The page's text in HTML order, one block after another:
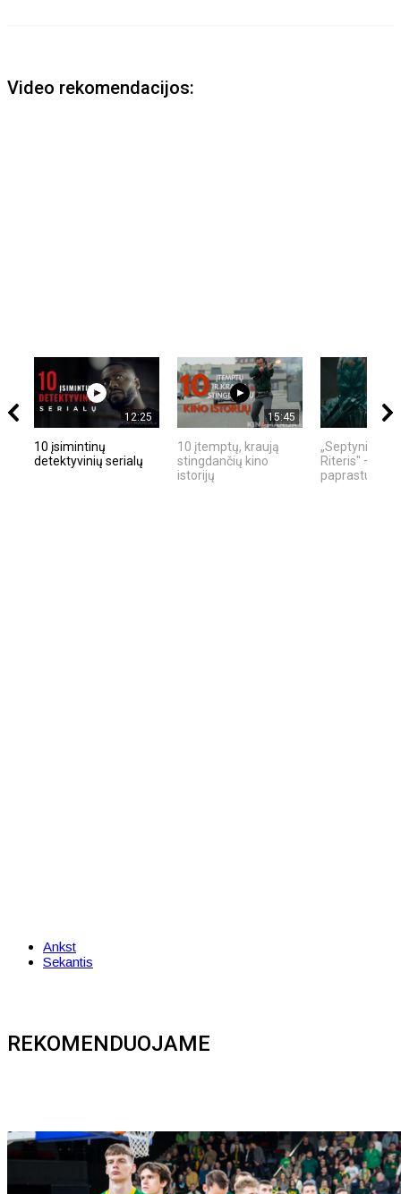
Video rekomendacijos:
12:25
10 įsimintinų
detektyvinių serialų
15:45
10 įtemptų, kraują
stingdančių kino
istorijų
„Septynių
Riteris" – kai
paprastumas
Ankst
Sekantis
REKOMENDUOJAME